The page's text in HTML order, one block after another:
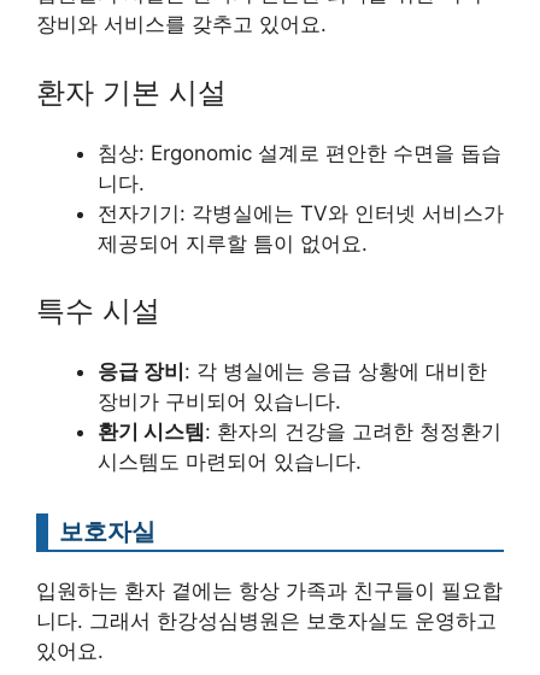
장비와 서비스를 갖추고 있어요.
환자 기본 시설
침상: Ergonomic 설계로 편안한 수면을 돕습
니다.
전자기기: 각병실에는 TV와 인터넷 서비스가
제공되어 지루할 틈이 없어요.
특수 시설
응급 장비 : 각 병실에는 응급 상황에 대비한
장비가 구비되어 있습니다.
환기 시스템 : 환자의 건강을 고려한 청정환기
시스템도 마련되어 있습니다.
보호자실
입원하는 환자 곁에는 항상 가족과 친구들이 필요합
니다. 그래서 한강성심병원은 보호자실도 운영하고
있어요.